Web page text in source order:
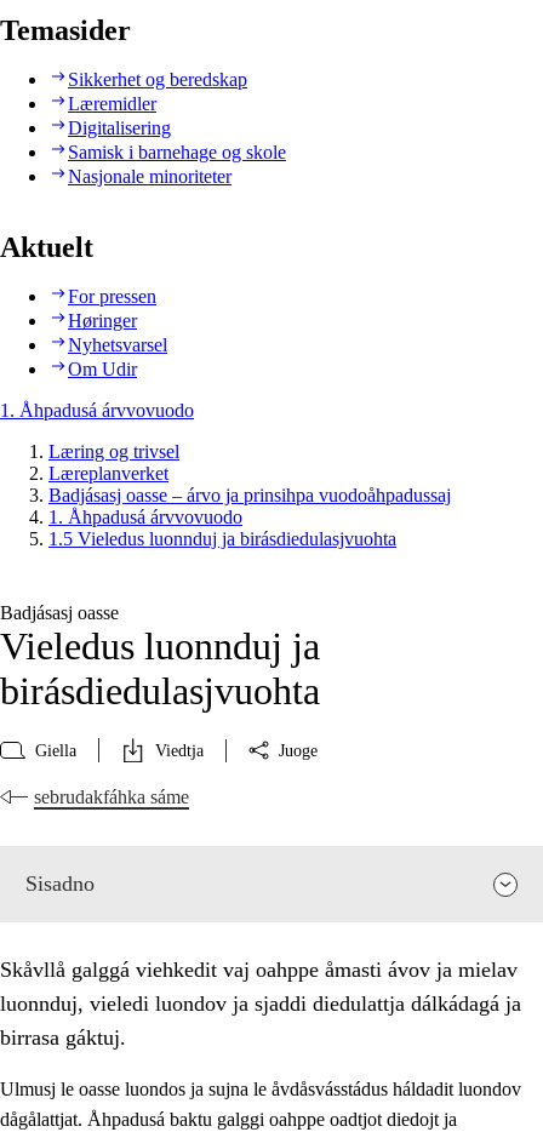
Temasider
Sikkerhet og beredskap
Læremidler
Digitalisering
Samisk i barnehage og skole
Nasjonale minoriteter
Aktuelt
For pressen
Høringer
Nyhetsvarsel
Om Udir
1. Åhpadusá árvvovuodo
Læring og trivsel
Læreplanverket
Badjásasj oasse – árvo ja prinsihpa vuodoåhpadussaj
1. Åhpadusá árvvovuodo
1.5 Vieledus luonnduj ja birásdiedulasjvuohta
Badjásasj oasse
Vieledus luonnduj ja
birásdiedulasjvuohta
Giella Viedtja Juoge
sebrudakfáhka sáme
Sisadno
Skåvllå galggá viehkedit vaj oahppe åmasti ávov ja mielav
luonnduj, vieledi luondov ja sjaddi diedulattja dálkádagá ja
birrasa gáktuj.
Ulmusj le oasse luondos ja sujna le åvdåsvásstádus háldadit luondov
dågålattjat. Åhpadusá baktu galggi oahppe oadtjot diedojt ja